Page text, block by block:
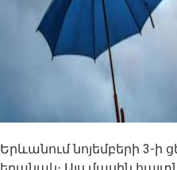
Երևանում նոյեմբերի 3-ի